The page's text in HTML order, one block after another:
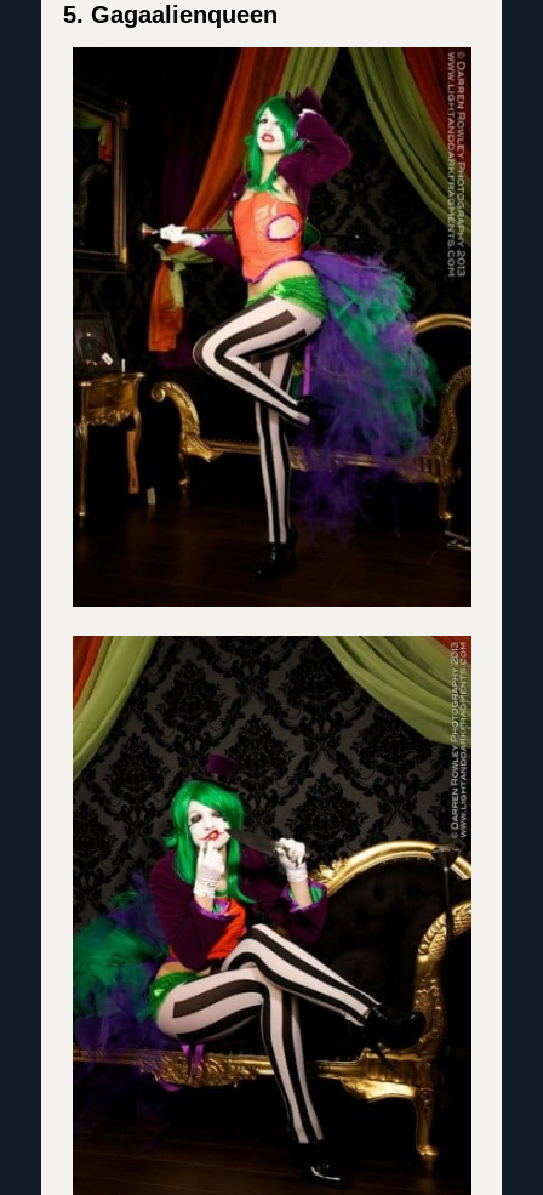
5. Gagaalienqueen